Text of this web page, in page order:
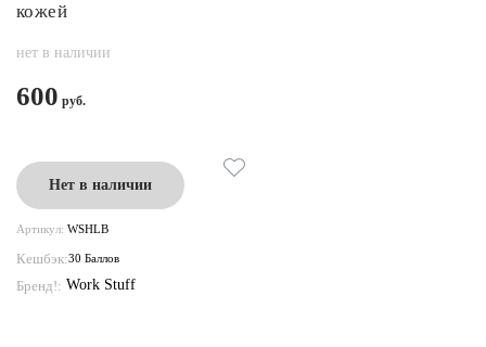
кожей
нет в наличии
600
Нет в наличии
Артикул: WSHLB
Кешбэк:30 Баллов
Бренд!: Work Stuff